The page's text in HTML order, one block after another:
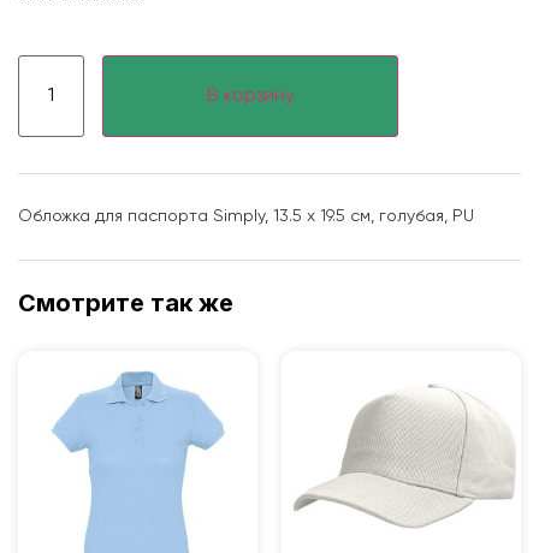
В корзину
Обложка для паспорта Simply, 13.5 х 19.5 см, голубая, PU
Смотрите так же